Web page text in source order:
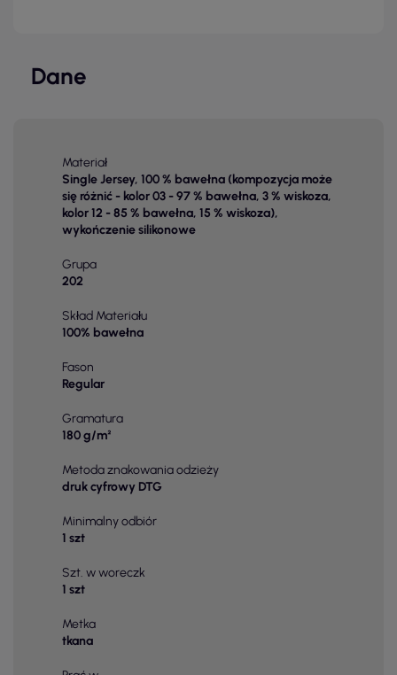
Dane
Materiał
Single Jersey, 100 % bawełna (kompozycja może
się różnić - kolor 03 - 97 % bawełna, 3 % wiskoza,
kolor 12 - 85 % bawełna, 15 % wiskoza),
wykończenie silikonowe
Grupa
202
Skład Materiału
100% bawełna
Fason
Regular
Gramatura
180 g/m²
Metoda znakowania odzieży
druk cyfrowy DTG
Minimalny odbiór
1 szt
Szt. w woreczk
1 szt
Metka
tkana